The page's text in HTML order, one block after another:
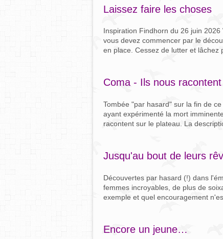
Laissez faire les choses
Inspiration Findhorn du 26 juin
vous devez commencer par le
en place. Cessez de lutter et lâchez
Coma - Ils nous
Tombée "par hasard" sur la fin de
ayant expérimenté la mort
racontent sur le plateau. La
Jusqu'au bout de leurs
Découvertes par hasard (!) dans
femmes incroyables, de plus de
exemple et quel encouragement
Encore un jeune…